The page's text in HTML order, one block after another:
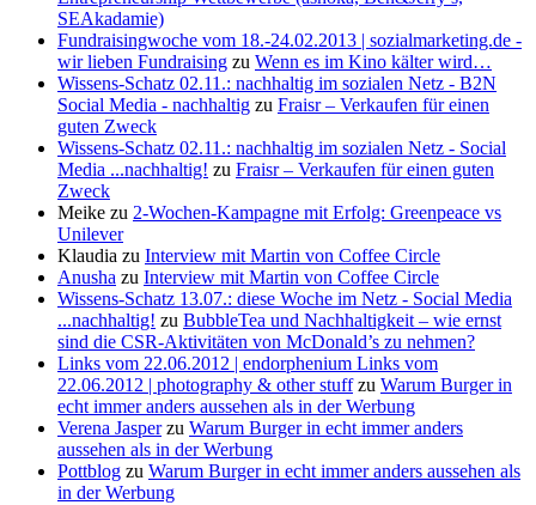
SEAkadamie)
Fundraisingwoche vom 18.-24.02.2013 | sozialmarketing.de -
wir lieben Fundraising zu Wenn es im Kino kälter wird…
Wissens-Schatz 02.11.: nachhaltig im sozialen Netz - B2N
Social Media - nachhaltig zu Fraisr – Verkaufen für einen
guten Zweck
Wissens-Schatz 02.11.: nachhaltig im sozialen Netz - Social
Media ...nachhaltig! zu Fraisr – Verkaufen für einen guten
Zweck
Meike zu 2-Wochen-Kampagne mit Erfolg: Greenpeace vs
Unilever
Klaudia zu Interview mit Martin von Coffee Circle
Anusha zu Interview mit Martin von Coffee Circle
Wissens-Schatz 13.07.: diese Woche im Netz - Social Media
...nachhaltig! zu BubbleTea und Nachhaltigkeit – wie ernst
sind die CSR-Aktivitäten von McDonald’s zu nehmen?
Links vom 22.06.2012 | endorphenium Links vom
22.06.2012 | photography & other stuffzu Warum Burger in
echt immer anders aussehen als in der Werbung
Verena Jasperzu Warum Burger in echt immer anders
aussehen als in der Werbung
Pottblog zu Warum Burger in echt immer anders aussehen als
in der Werbung